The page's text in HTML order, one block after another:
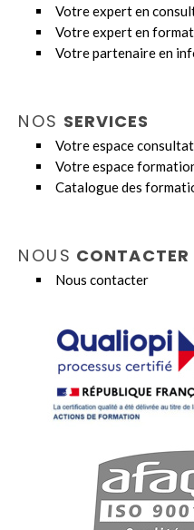
Votre expert en
Votre expert en
Votre partenaire en
NOS SERVICES
Votre espace
Votre espace
Catalogue des
NOUS CONTACTER
Nous contacter